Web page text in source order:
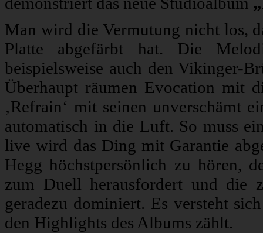
Man wird die Vermutung nicht los,
Platte abgefärbt hat. Die
beispielsweise auch den Vikinger-
Überhaupt räumen Evocation mit
‚Refrain‘ mit seinen unverschämt
automatisch in die Luft. So muss
live wird das Ding mit Garantie
Hegg höchstpersönlich zu hören,
zum Duell herausfordert und die
geradezu dominiert. Es versteht
den Highlights des Albums zählt.